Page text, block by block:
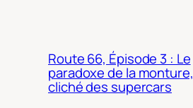
Route 66, Épisode 3 : Le
paradoxe de la
cliché des supercars